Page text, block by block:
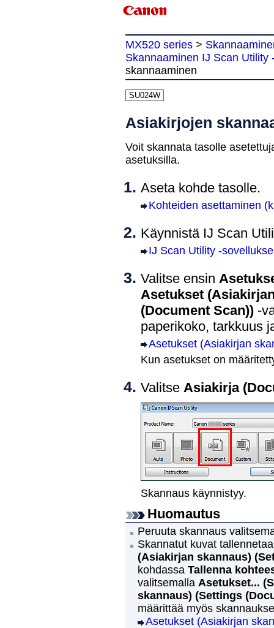
MX520 series >
Skannaaminen IJ Scan Utility
skannaaminen
SU024W
Asiakirjojen
Voit skannata tasolle
asetuksilla.
Aseta kohde tasolle.
Kohteiden asettaminen
Käynnistä IJ Scan
IJ Scan Utility -
Valitse ensin
Asetukset
(Document Scan)) -
paperikoko, tarkkuus
Asetukset (Asiakirjan
Kun asetukset on
Valitse Asiakirja
Skannaus käynnistyy.
Huomautus
Peruuta skannaus
Skannatut kuvat
(Asiakirjan skannaus)
kohdassa Tallenna
valitsemalla Asetukset...
skannaus) (Settings
määrittää myös
Asetukset (Asiakirjan